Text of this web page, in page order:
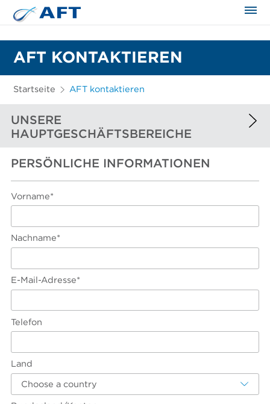
AFT KONTAKTIEREN
Startseite AFT kontaktieren
UNSERE
HAUPTGESCHÄFTSBEREICHE
EUROPA UND AFRIKA
ASIEN UND FERNOST
PERSÖNLICHE INFORMATIONEN
Vorname*
Nachname*
E-Mail-Adresse*
Telefon
Land
Choose a country